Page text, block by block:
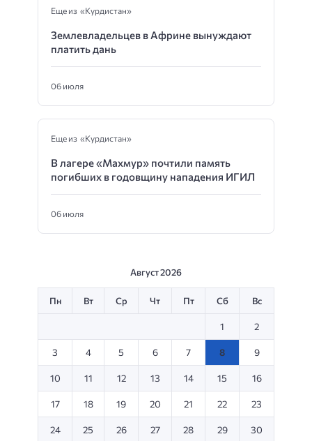
Еще из «Курдистан»
Землевладельцев в Африне вынуждают
платить дань
06 июля
Еще из «Курдистан»
В лагере «Махмур» почтили память
погибших в годовщину нападения ИГИЛ
06 июля
Август 2026
Пн Вт Ср Чт Пт Сб Вс
1 2
3 4 5 6 7 8 9
10 11 12 13 14 15 16
17 18 19 20 21 22 23
24 25 26 27 28 29 30